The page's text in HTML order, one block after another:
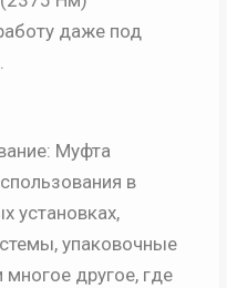
даже под
Муфта
в
установках,
упаковочные
другое, где